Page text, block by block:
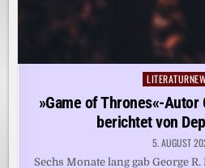
Posted
»Game of Thrones«-Autor
berichtet von
5. AUGUST
Sechs Monate lang gab George